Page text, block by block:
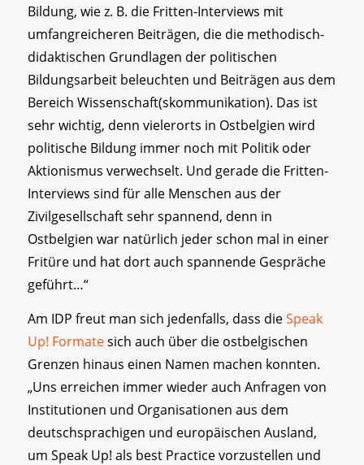
Bildung, wie z. B. die Fritten-Interviews mit
umfangreicheren Beiträgen, die die methodisch-
didaktischen Grundlagen der politischen
Bildungsarbeit beleuchten und Beiträgen aus dem
Bereich Wissenschaft(skommunikation). Das ist
sehr wichtig, denn vielerorts in Ostbelgien wird
politische Bildung immer noch mit Politik oder
Aktionismus verwechselt. Und gerade die Fritten-
Interviews sind für alle Menschen aus der
Zivilgesellschaft sehr spannend, denn in
Ostbelgien war natürlich jeder schon mal in einer
Fritüre und hat dort auch spannende Gespräche
geführt…“
Am IDP freut man sich jedenfalls, dass dieSpeak
Up! Formatesich auch über die ostbelgischen
Grenzen hinaus einen Namen machen konnten.
„Uns erreichen immer wieder auch Anfragen von
Institutionen und Organisationen aus dem
deutschsprachigen und europäischen Ausland,
um Speak Up! als best Practice vorzustellen und